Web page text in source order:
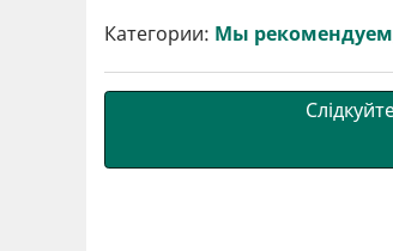
р
и
b
o
t
e
l g
r
s
A
Категории: Мы рекомендуем